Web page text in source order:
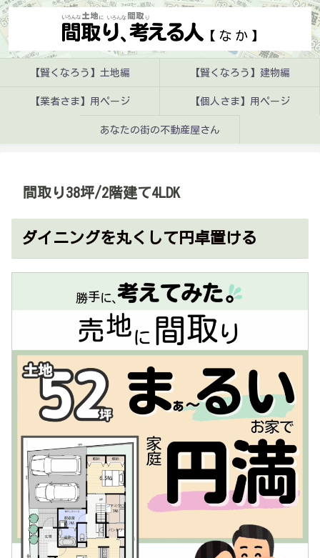
【賢くなろう】土地編 【賢くなろう】建物編
【業者さま】用ページ 【個人さま】用ページ
あなたの街の不動産屋さん
間取り38坪/2階建て4LDK
ダイニングを丸くして円卓置ける